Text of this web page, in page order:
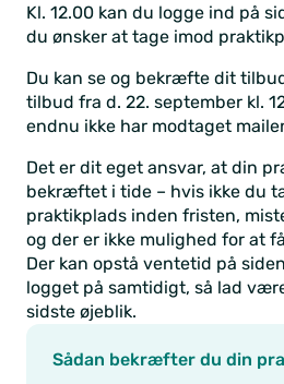
Kl. 12.00 kan du logge ind på
du ønsker at tage imod
Du kan se og bekræfte dit
tilbud fra d. 22. september kl.
endnu ikke har modtaget
Det er dit eget ansvar, at din
bekræftet i tide – hvis ikke du
praktikplads inden fristen,
og der er ikke mulighed for at
Der kan opstå ventetid på
logget på samtidigt, så lad
sidste øjeblik.
Sådan bekræfter du din